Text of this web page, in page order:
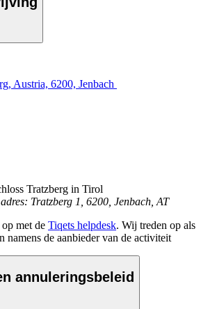
Austria, 6200, Jenbach
Tratzberg in Tirol
Tratzberg 1, 6200, Jenbach, AT
met de Tiqets helpdesk. Wij treden op als
namens de aanbieder van de activiteit
annuleringsbeleid